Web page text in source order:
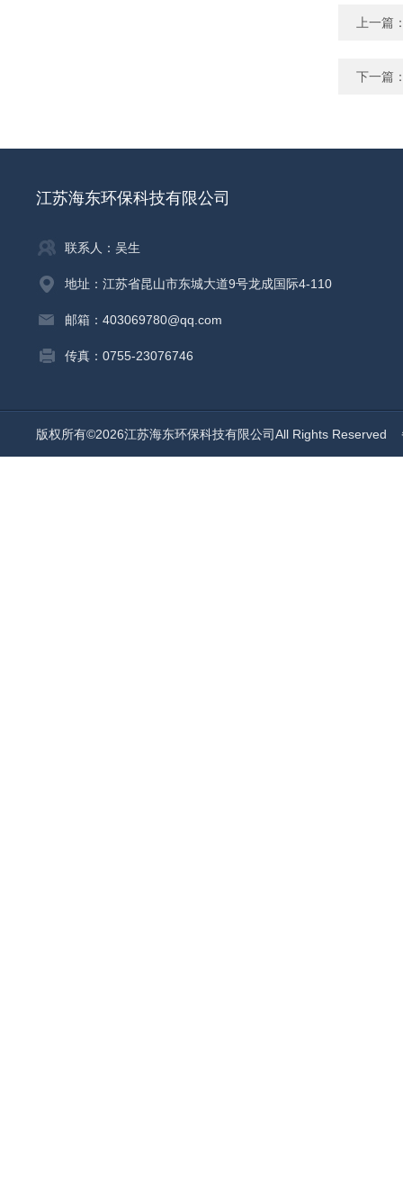
上一篇
下一篇
江苏海东环保科技有限公司
联系人：吴生
地址：江苏省昆山市东城大道9号龙成国际4-110
邮箱：403069780@qq.com
传真：0755-23076746
版权所有©2026江苏海东环保科技有限公司All Rights Reserved